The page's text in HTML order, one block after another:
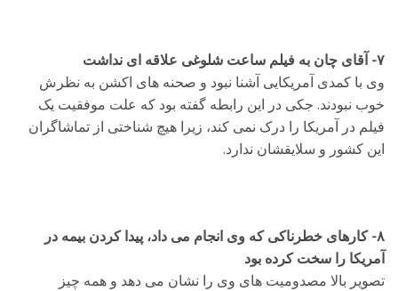
۷- آقای چان به فیلم ساعت شلوغی علاقه ای نداشت
وی با کمدی آمریکایی آشنا نبود و صحنه های اکشن به نظرش
خوب نبودند. جکی در این رابطه گفته بود که علت موفقیت یک
فیلم در آمریکا را درک نمی کند، زیرا هیچ شناختی از تماشاگران
این کشور و سلایقشان ندارد.
۸- کارهای خطرناکی که وی انجام می داد، پیدا کردن بیمه در
آمریکا را سخت کرده بود
تصویر بالا مصدومیت های وی را نشان می دهد و همه چیز